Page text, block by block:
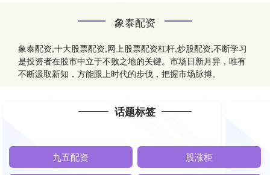
象泰配资
象泰配资,十大股票配资,网上股票配资杠杆,炒股配资,不断学习
是投资者在股市中立于不败之地的关键。市场日新月异，唯有
不断汲取新知，方能跟上时代的步伐，把握市场脉搏。
话题标签
九五配资 股涨柜